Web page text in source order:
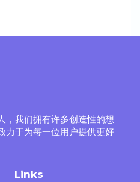
，我们拥有许多创造性的想
力于为每一位用户提供更好
Links